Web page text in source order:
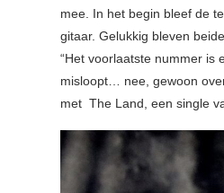
mee. In het begin bleef de
gitaar. Gelukkig bleven
“Het voorlaatste nummer is
misloopt… nee, gewoon
met The Land, een single